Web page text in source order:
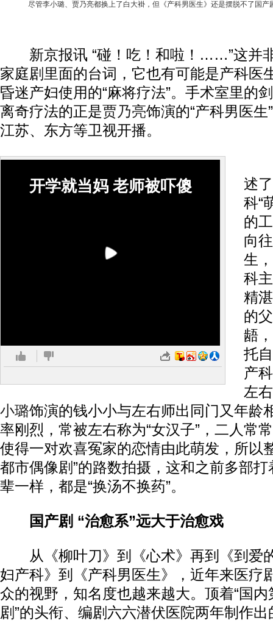
尽管李小璐、贾乃亮都换上了白大褂，但《产科男医生》还是摆脱不了国产
新京报讯 “碰！吃！和啦！……”这并
家庭剧里面的台词，它也有可能是产科医
昏迷产妇使用的“麻将疗法”。手术室里的
离奇疗法的正是贾乃亮饰演的“产科男医
江苏、东方等卫视开播。
开学就当妈 老师被吓傻
述
科“
的
向
生
科
精
的
龉
托
产
左
小璐饰演的钱小小与左右师出同门又年龄
率刚烈，常被左右称为“女汉子”，二人常
使得一对欢喜冤家的恋情由此萌发，所以
都市偶像剧”的路数拍摄，这和之前多部
辈一样，都是“换汤不换药”。
国产剧 “治愈系”远大于治愈戏
从《柳叶刀》到《心术》再到《到爱
妇产科》到《产科男医生》，近年来医疗
众的视野，知名度也越来越大。顶着“国
剧”的头衔、编剧六六潜伏医院两年制作